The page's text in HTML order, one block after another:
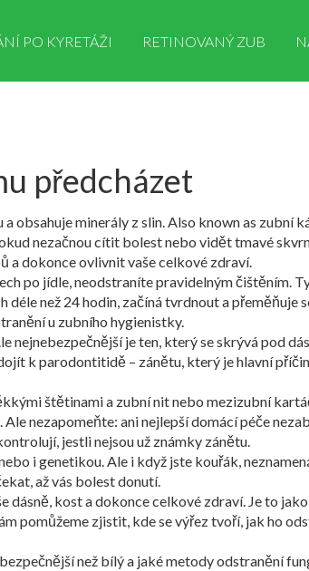
PO KYRETÁŽI RETINOVANÝ ZUB
předcházet
obsahuje minerály z slin. Also known as zubní
nezačnou cítit bolest nebo vidět tmavé
a dokonce ovlivnit vaše celkové zdraví.
po jídle, neodstraníte pravidelným čištěním.
než 24 hodin, začíná tvrdnout a přeměňuje
u zubního hygienistky.
nejnebezpečnější je ten, který se skrývápod
k parodontitidě – zánětu, který je hlavní
štětinami a zubní nit nebo mezizubní
nezapomeňte: ani nejlepší domácí péče
jestli nejsou už známky zánětu.
i genetikou. Ale i když jste kouřák,
až vás bolest donutí.
dásně, kost a dokonce celkové zdraví. Je to
pomůžeme zjistit, kde se výřez tvoří, jak ho
než bílý a jaké metody odstranění